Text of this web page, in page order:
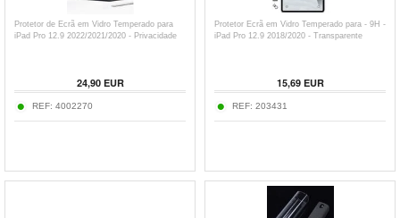
Protetor de Ecrã em Vidro Temperado para
iPad Pro 12.9 2022/2021/2020 - Privacidade
24,90EUR
REF: 4002270
Protetor Ecrã em Vidro Temperado para - 9H -
iPad Pro 12.9 2018/2020 - Transparente
15,69EUR
REF: 203431